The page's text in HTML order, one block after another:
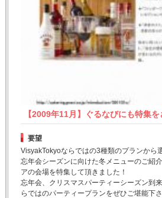
【2009年11月】ぐるなびにも特集を
要望
VisyakTokyoならではの3種類のプランから
忘年会シーズンに向けた冬メニューのご紹
アの会場を特集して頂きました！
忘年会、クリスマスパーティーシーズン到
らではのパーティープランをぜひご堪能下さ